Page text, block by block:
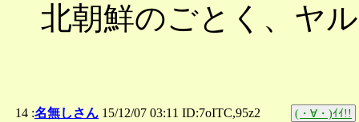
北朝鮮のごとく、ヤ
14 :名無しさん 15/12/07 03:11 ID:7oITC,95z2 (・∀・)ｲｲ!!